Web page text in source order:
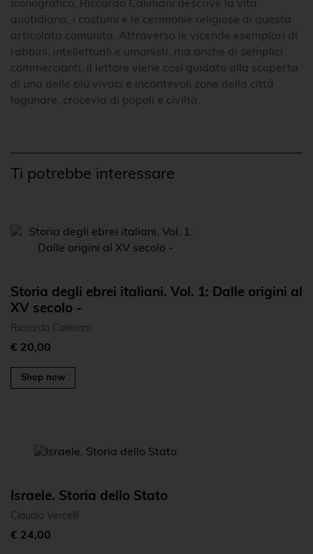
iconografico, Riccardo Calimani descrive la vita
quotidiana, i costumi e le cerimonie religiose di questa
articolata comunità. Attraverso le vicende esemplari di
rabbini, intellettuali e umanisti, ma anche di semplici
commercianti, il lettore viene così guidato alla scoperta
di una delle più vivaci e incantevoli zone della città
lagunare, crocevia di popoli e civiltà.
Ti potrebbe interessare
Storia degli ebrei italiani. Vol. 1: Dalle origini al
XV secolo -
Riccardo Calimani
€ 20,00
Shop now
Israele. Storia dello Stato
Claudio Vercelli
€ 24,00